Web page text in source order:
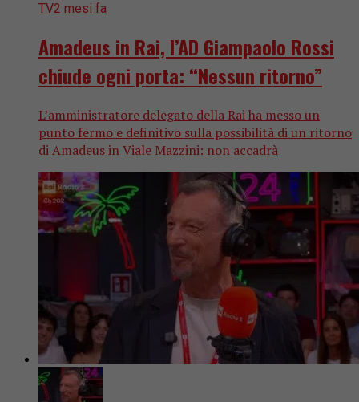
TV2 mesi fa
Amadeus in Rai, l’AD Giampaolo Rossi
chiude ogni porta: “Nessun ritorno”
L’amministratore delegato della Rai ha messo un
punto fermo e definitivo sulla possibilità di un ritorno
di Amadeus in Viale Mazzini: non accadrà